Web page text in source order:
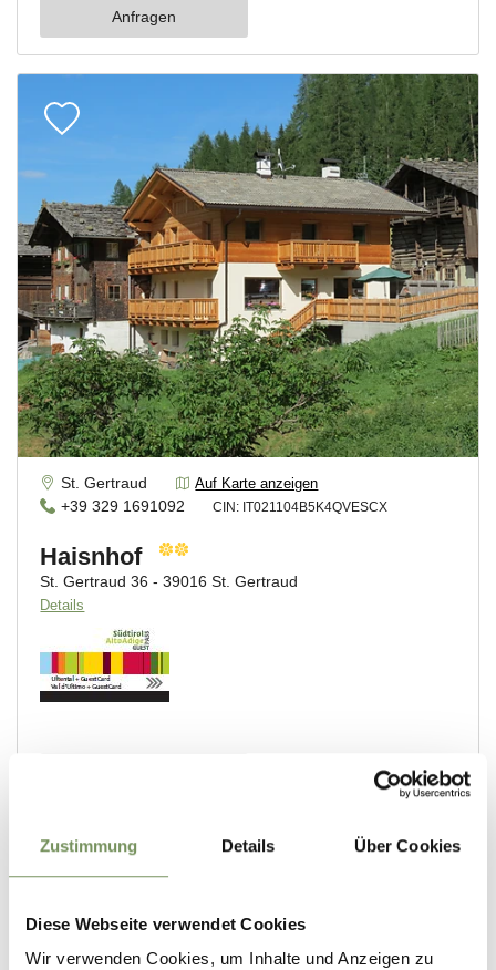
Zustimmung Details Über Cookies
Diese Webseite verwendet Cookies
Wir verwenden Cookies, um Inhalte und Anzeigen zu